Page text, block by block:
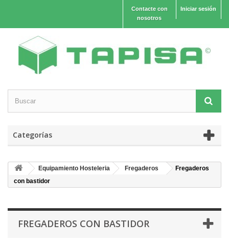
Iniciar sesión
Contacte con
nosotros
Categorías
Equipamiento Hosteleria Fregaderos
Fregaderos
con bastidor
FREGADEROS CON BASTIDOR